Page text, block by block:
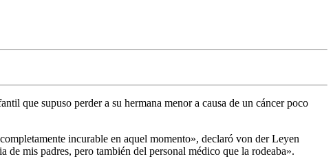
que supuso perder a su hermana menor a causa de un cáncer poco
incurable en aquel momento», declaró von der Leyen
mis padres, pero también del personal médico que la rodeaba».